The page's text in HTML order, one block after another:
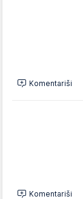
Komentariši
Komentariši